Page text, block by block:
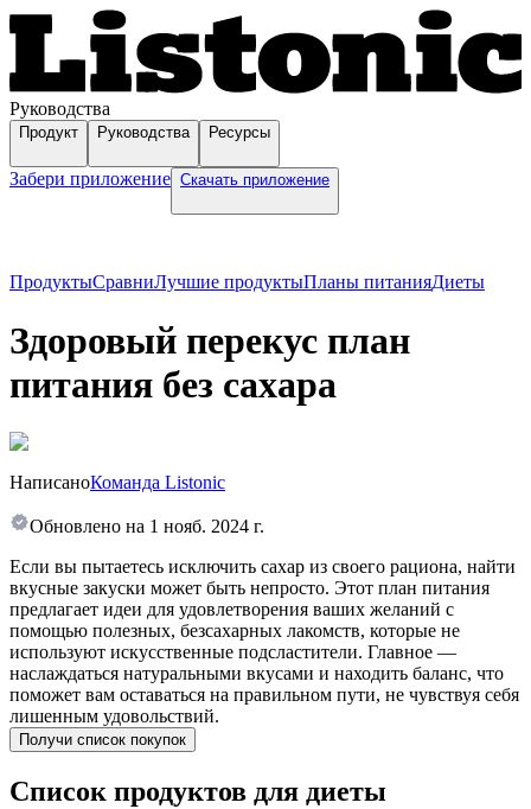
Руководства
Продукт Руководства Ресурсы
Забери приложение Скачать приложение
ПродуктыСравниЛучшие продуктыПланы питанияДиеты
Здоровый перекус план
питания без сахара
НаписаноКоманда Listonic
Обновлено на 1 нояб. 2024 г.
Если вы пытаетесь исключить сахар из своего рациона, найти
вкусные закуски может быть непросто. Этот план питания
предлагает идеи для удовлетворения ваших желаний с
помощью полезных, безсахарных лакомств, которые не
используют искусственные подсластители. Главное —
наслаждаться натуральными вкусами и находить баланс, что
поможет вам оставаться на правильном пути, не чувствуя себя
лишенным удовольствий.
Получи список покупок
Список продуктов для диеты